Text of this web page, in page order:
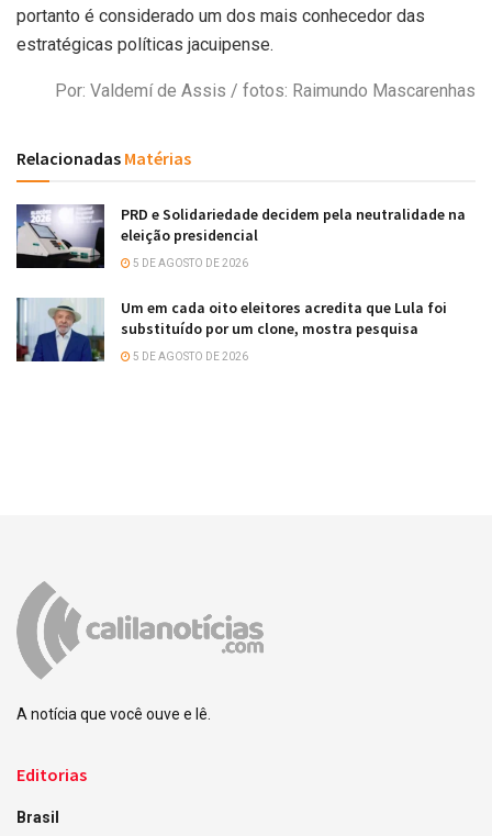
portanto é considerado um dos mais conhecedor das
estratégicas políticas jacuipense.
Por: Valdemí de Assis / fotos: Raimundo Mascarenhas
Relacionadas Matérias
PRD e Solidariedade decidem pela neutralidade na
eleição presidencial
5 DE AGOSTO DE 2026
Um em cada oito eleitores acredita que Lula foi
substituído por um clone, mostra pesquisa
5 DE AGOSTO DE 2026
A notícia que você ouve e lê.
Editorias
Brasil